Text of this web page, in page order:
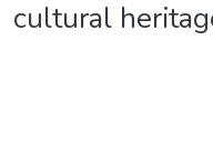
cultural